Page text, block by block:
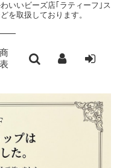
いいビーズ店｢ラティーフ｣ ス
を取扱しております。